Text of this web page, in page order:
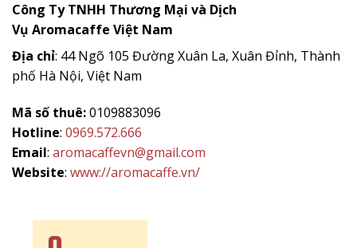
Công Ty TNHH Thương Mại và Dịch
Vụ Aromacaffe Việt Nam
Địa chỉ: 44 Ngõ 105 Đường Xuân La, Xuân Đỉnh, Thành
phố Hà Nội, Việt Nam
Mã số thuê:0109883096
Hotline: 0969.572.666
Email: aromacaffevn@gmail.com
Website: www://aromacaffe.vn/